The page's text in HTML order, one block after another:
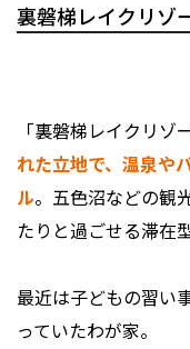
裏磐梯レイクリゾ
「裏磐梯レイクリゾ
れた立地で、温泉や
ル。五色沼などの観
たりと過ごせる滞在
最近は子どもの習い
っていたわが家。